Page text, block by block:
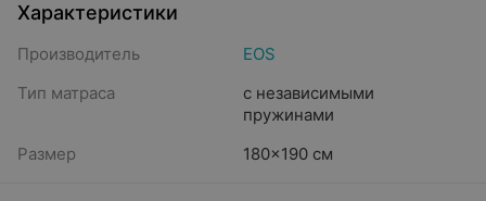
Характеристики
Производитель
EOS
Тип матраса
с независимыми
пружинами
Размер
180x190 см